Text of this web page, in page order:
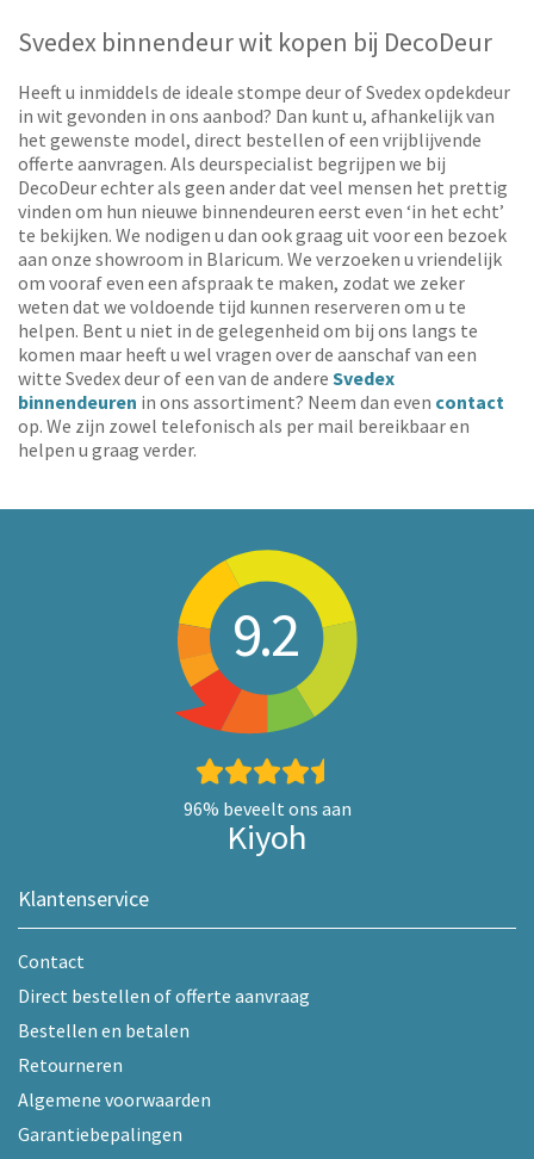
Svedex binnendeur wit kopen bij DecoDeur
Heeft u inmiddels de ideale stompe deur of Svedex opdekdeur
in wit gevonden in ons aanbod? Dan kunt u, afhankelijk van
het gewenste model, direct bestellen of een vrijblijvende
offerte aanvragen. Als deurspecialist begrijpen we bij
DecoDeur echter als geen ander dat veel mensen het prettig
vinden om hun nieuwe binnendeuren eerst even ‘in het echt’
te bekijken. We nodigen u dan ook graag uit voor een bezoek
aan onze showroom in Blaricum. We verzoeken u vriendelijk
om vooraf even een afspraak te maken, zodat we zeker
weten dat we voldoende tijd kunnen reserveren om u te
helpen. Bent u niet in de gelegenheid om bij ons langs te
komen maar heeft u wel vragen over de aanschaf van een
witte Svedex deur of een van de andere Svedex
binnendeuren in ons assortiment? Neem dan even contact
op. We zijn zowel telefonisch als per mail bereikbaar en
helpen u graag verder.
9.2
96% beveelt ons aan
Kiyoh
Klantenservice
Contact
Direct bestellen of offerte aanvraag
Bestellen en betalen
Retourneren
Algemene voorwaarden
Garantiebepalingen